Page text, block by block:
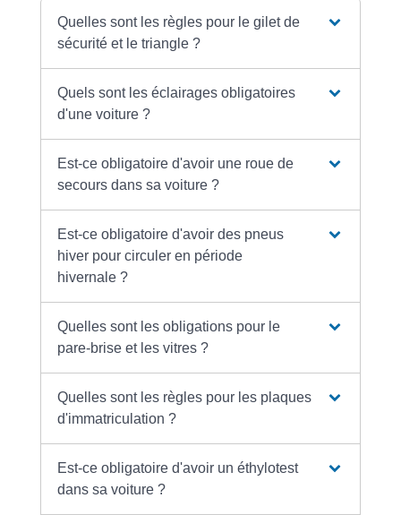
Quelles sont les règles pour le gilet de
sécurité et le triangle ?
Quels sont les éclairages obligatoires
d'une voiture ?
Est-ce obligatoire d'avoir une roue de
secours dans sa voiture ?
Est-ce obligatoire d'avoir des pneus
hiver pour circuler en période
hivernale ?
Quelles sont les obligations pour le
pare-brise et les vitres ?
Quelles sont les règles pour les plaques
d'immatriculation ?
Est-ce obligatoire d'avoir un éthylotest
dans sa voiture ?